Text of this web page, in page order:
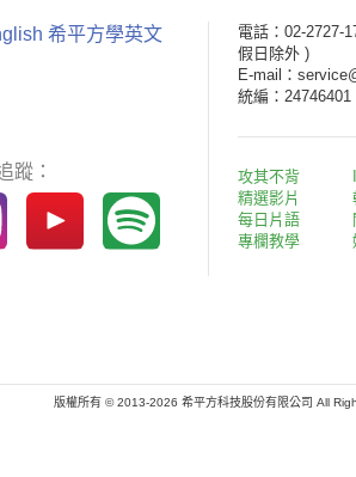
希平方學英文
蹤：
電話：02-2727-
假日除外 )
E-mail：
統編：24746401
攻其不背
精選影片
每日片語
專欄教學
版權所有 © 2013-2026 希平方科技股份有限公司 All